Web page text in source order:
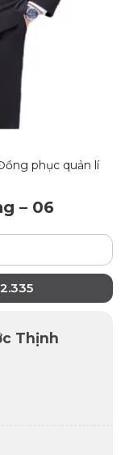
phục quản lí
– 06
Thịnh